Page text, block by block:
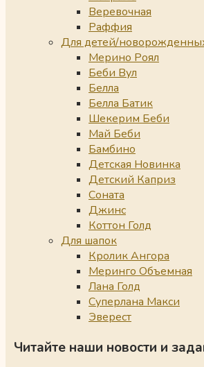
Веревочная
Раффия
Для детей/
Мерино Роял
Беби Вул
Белла
Белла Батик
Шекерим Беби
Май Беби
Бамбино
Детская Новинка
Детский Каприз
Соната
Джинс
Коттон Голд
Для шапок
Кролик Ангора
Меринго Объемная
Лана Голд
Суперлана Макси
Эверест
Читайте наши новости и